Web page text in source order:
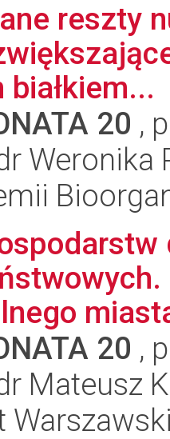
reszty
20 ,
Weronika
20 ,
Mateusz